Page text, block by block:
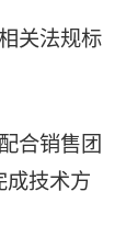
关法规标
合销售团
成技术方